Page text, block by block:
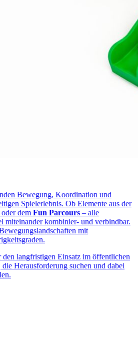
Bewegung, Koordination und
Spielerlebnis. Ob Elemente aus der
oder dem Fun Parcours – alle
miteinander kombinier- und verbindbar.
mit
langfristigen Einsatz im öffentlichen
Herausforderung suchen und dabei